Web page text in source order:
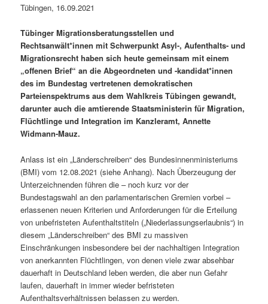
Tübingen, 16.09.2021
Tübinger Migrationsberatungsstellen und
Rechtsanwält*innen mit Schwerpunkt Asyl-, Aufenthalts- und
Migrationsrecht haben sich heute gemeinsam mit einem
„offenen Brief“ an die Abgeordneten und -kandidat*innen
des im Bundestag vertretenen demokratischen
Parteienspektrums aus dem Wahlkreis Tübingen gewandt,
darunter auch die amtierende Staatsministerin für Migration,
Flüchtlinge und Integration im Kanzleramt, Annette
Widmann-Mauz.
Anlass ist ein „Länderschreiben“ des Bundesinnenministeriums
(BMI) vom 12.08.2021 (siehe Anhang). Nach Überzeugung der
Unterzeichnenden führen die – noch kurz vor der
Bundestagswahl an den parlamentarischen Gremien vorbei –
erlassenen neuen Kriterien und Anforderungen für die Erteilung
von unbefristeten Aufenthaltstiteln („Niederlassungserlaubnis“) in
diesem „Länderschreiben“ des BMI zu massiven
Einschränkungen insbesondere bei der nachhaltigen Integration
von anerkannten Flüchtlingen, von denen viele zwar absehbar
dauerhaft in Deutschland leben werden, die aber nun Gefahr
laufen, dauerhaft in immer wieder befristeten
Aufenthaltsverhältnissen belassen zu werden.